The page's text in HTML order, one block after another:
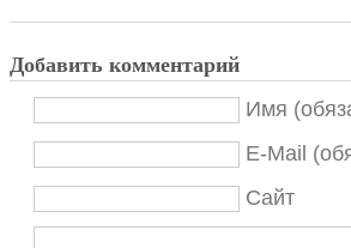
Добавить комментарий
Имя
E-Mail
Сайт